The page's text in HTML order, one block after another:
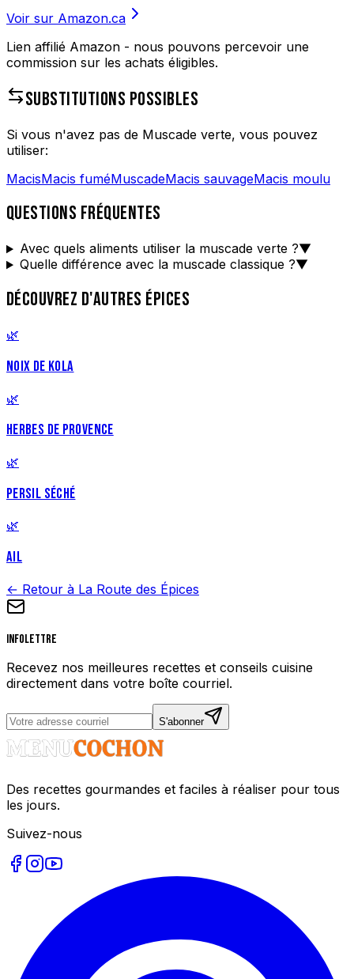
Voir sur Amazon.ca
Lien affilié Amazon - nous pouvons percevoir une
commission sur les achats éligibles.
SUBSTITUTIONS POSSIBLES
Si vous n'avez pas de Muscade verte, vous pouvez
utiliser:
MacisMacis fuméMuscadeMacis sauvageMacis moulu
QUESTIONS FRÉQUENTES
Avec quels aliments utiliser la muscade verte ?▼
Quelle différence avec la muscade classique ?▼
DÉCOUVREZ D'AUTRES ÉPICES
🌿
NOIX DE KOLA
🌿
HERBES DE PROVENCE
🌿
PERSIL SÉCHÉ
🌿
AIL
← Retour à La Route des Épices
Infolettre
Recevez nos meilleures recettes et conseils cuisine
directement dans votre boîte courriel.
S'abonner
Des recettes gourmandes et faciles à réaliser pour tous
les jours.
Suivez-nous